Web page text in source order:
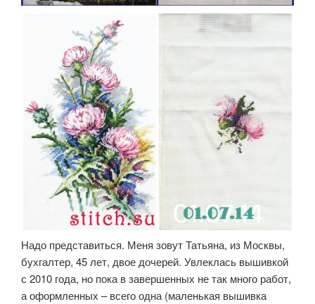
Надо представиться. Меня зовут Татьяна, из Москвы,
бухгалтер, 45 лет, двое дочерей. Увлеклась вышивкой
с 2010 года, но пока в завершенных не так много работ,
а оформленных – всего одна (маленькая вышивка